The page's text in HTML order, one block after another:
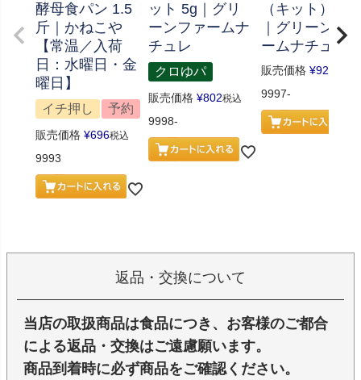
酵母食パン 1.5
斤｜かねこや
【常温／入荷
日：水曜日・金
曜日】
イチ押し 予約
販売価格 ¥696税込
9993
ット 5g｜グリ
ーンファームナ
チュレ
クロゆパ
販売価格 ¥802税込
9998-
（キット） 70g
｜グリーンフ
ームナチュレ
販売価格 ¥926
9997-
返品・交換について
当店の取扱商品は食品につき、お客様のご都合
による返品・交換はご遠慮願います。
商品到着時に必ず商品をご確認ください。